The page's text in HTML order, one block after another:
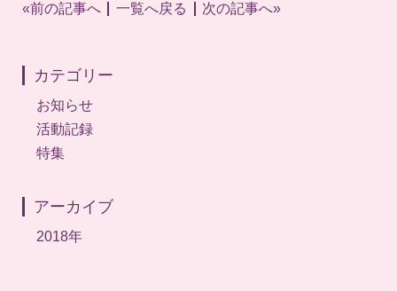
«前の記事へ 一覧へ戻る 次の記事へ»
カテゴリー
お知らせ
活動記録
特集
アーカイブ
2018年